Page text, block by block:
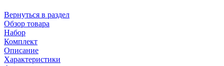
Вернуться в раздел
Обзор товара
Набор
Комплект
Описание
Характеристики